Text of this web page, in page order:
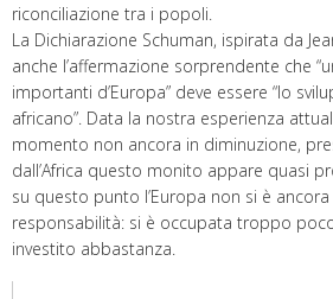
riconciliazione tra i popoli.
La Dichiarazione Schuman, ispirata da
anche l’affermazione sorprendente che
importanti d’Europa” deve essere “lo
africano”. Data la nostra esperienza
momento non ancora in diminuzione,
dall’Africa questo monito appare quasi
su questo punto l’Europa non si è
responsabilità: si è occupata troppo
investito abbastanza.